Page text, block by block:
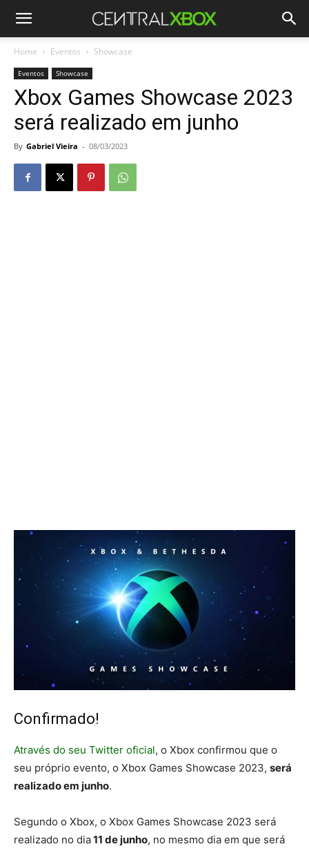
Home Eventos Showcase
Eventos Showcase
Xbox Games Showcase 2023
será realizado em junho
By Gabriel Vieira - 08/03/2023
Confirmado!
Através do seu Twitter oficial, o Xbox confirmou que o
seu próprio evento, o Xbox Games Showcase 2023, será
realizado em junho.
Segundo o Xbox, o Xbox Games Showcase 2023 será
realizado no dia11 de junho, no mesmo dia em que será